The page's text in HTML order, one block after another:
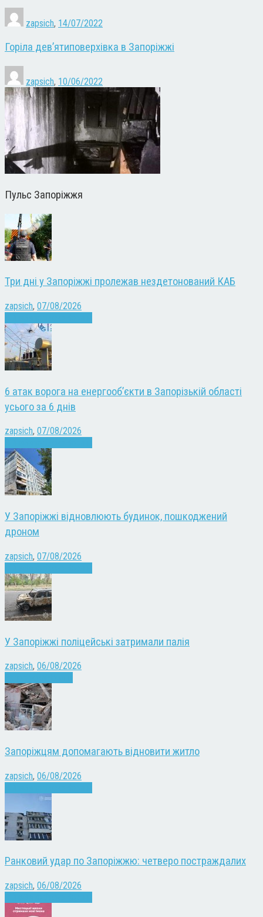
zapsich, 14/07/2022
Горіла дев’ятиповерхівка в Запоріжжі
zapsich, 10/06/2022
Пульс Запоріжжя
Три дні у Запоріжжі пролежав нездетонований КАБ
zapsich, 07/08/2026
6 атак ворога на енергооб’єкти в Запорізькій області
усього за 6 днів
zapsich, 07/08/2026
У Запоріжжі відновлюють будинок, пошкоджений
дроном
zapsich, 07/08/2026
У Запоріжжі поліцейські затримали палія
zapsich, 06/08/2026
Запоріжцям допомагають відновити житло
zapsich, 06/08/2026
Ранковий удар по Запоріжжю: четверо постраждалих
zapsich, 06/08/2026